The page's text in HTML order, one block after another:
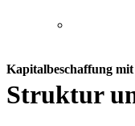
Kapitalbeschaf­fung mit
Struktur